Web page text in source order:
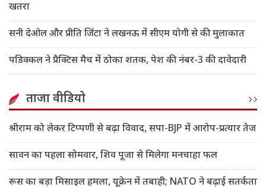
खतरा
सनी देओल और प्रीति जिंटा ने लखनऊ में सीएम योगी से की मुलाकात
पडिक्कल ने प्रैक्टिस मैच में ठोका शतक, पेश की नंबर-3 की दावेदारी
ताजा वीडियो
श्रीराम को लेकर टिप्पणी से बढ़ा विवाद, सपा-BJP में आरोप-प्रत्यार तेज
सावन का पहला सोमवार, शिव पूजा से मिलेगा मनचाहा फल
रूस का बड़ा मिसाइल हमला, यूक्रेन में तबाही; NATO ने बढ़ाई सतर्कता